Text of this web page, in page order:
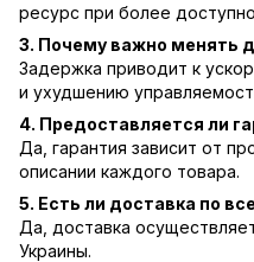
ресурс при более
3. Почему важно менять
Задержка приводит к
и ухудшению
4. Предоставляется ли
Да, гарантия зависит от
описании каждого товара.
5. Есть ли доставка по
Да, доставка
Украины.